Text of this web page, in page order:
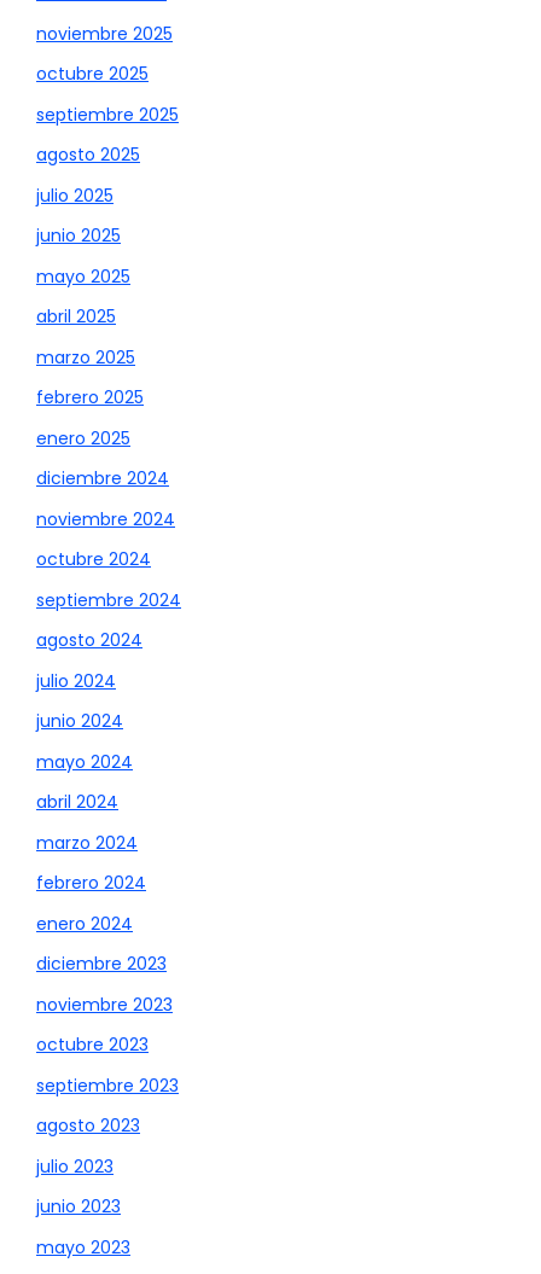
noviembre 2025
octubre 2025
septiembre 2025
agosto 2025
julio 2025
junio 2025
mayo 2025
abril 2025
marzo 2025
febrero 2025
enero 2025
diciembre 2024
noviembre 2024
octubre 2024
septiembre 2024
agosto 2024
julio 2024
junio 2024
mayo 2024
abril 2024
marzo 2024
febrero 2024
enero 2024
diciembre 2023
noviembre 2023
octubre 2023
septiembre 2023
agosto 2023
julio 2023
junio 2023
mayo 2023